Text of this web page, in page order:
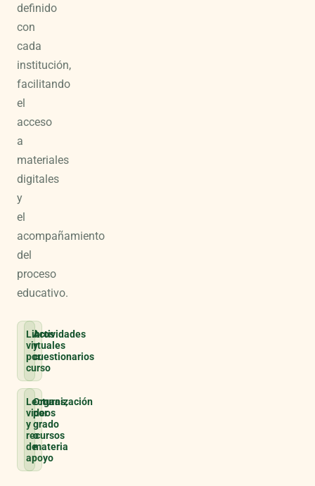
definido
con
cada
institución,
facilitando
el
acceso
a
materiales
digitales
y
el
acompañamiento
del
proceso
educativo.
Libros
virtuales
por
curso
Actividades
y
cuestionarios
Lecturas,
videos
y
recursos
de
apoyo
Organización
por
grado
o
materia